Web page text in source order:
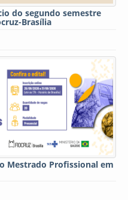
do segundo semestre
Brasília
Mestrado Profissional em